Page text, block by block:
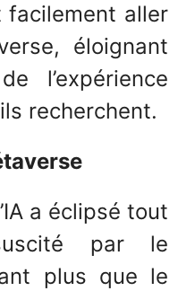
facilement aller
éloignant
l’expérience
recherchent.
a éclipsé tout
par le
plus que le